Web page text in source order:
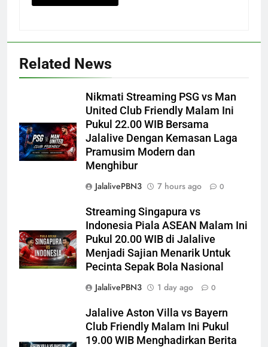
Related News
Nikmati Streaming PSG vs Man
United Club Friendly Malam Ini
Pukul 22.00 WIB Bersama
Jalalive Dengan Kemasan Laga
Pramusim Modern dan
Menghibur
JalalivePBN3
7 hours ago 0
Streaming Singapura vs
Indonesia Piala ASEAN Malam Ini
Pukul 20.00 WIB di Jalalive
Menjadi Sajian Menarik Untuk
Pecinta Sepak Bola Nasional
JalalivePBN3
1 day ago 0
Jalalive Aston Villa vs Bayern
Club Friendly Malam Ini Pukul
19.00 WIB Menghadirkan Berita